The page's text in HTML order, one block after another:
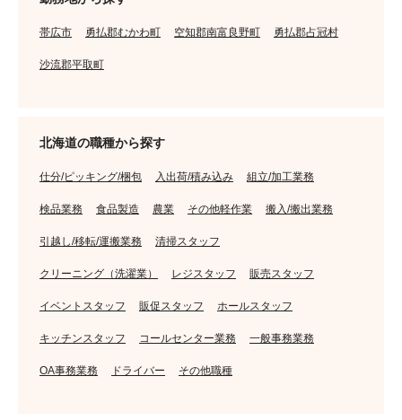
帯広市 勇払郡むかわ町 空知郡南富良野町 勇払郡占冠村
沙流郡平取町
北海道の職種から探す
仕分/ピッキング/梱包 入出荷/積み込み 組立/加工業務
検品業務 食品製造 農業 その他軽作業 搬入/搬出業務
引越し/移転/運搬業務 清掃スタッフ
クリーニング（洗濯業） レジスタッフ 販売スタッフ
イベントスタッフ 販促スタッフ ホールスタッフ
キッチンスタッフ コールセンター業務 一般事務業務
OA事務業務 ドライバー その他職種